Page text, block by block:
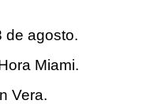
de agosto.
Miami.
Vera.